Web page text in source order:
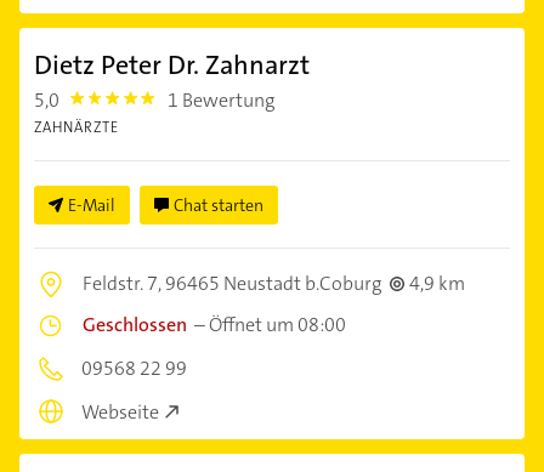
Dietz Peter Dr. Zahnarzt
5,0 5.0 1 Bewertung
ZAHNÄRZTE
E-Mail Chat starten
Feldstr. 7,96465 Neustadt b.Coburg
4,9 km
Geschlossen –Öffnet um 08:00
09568 22 99
Webseite